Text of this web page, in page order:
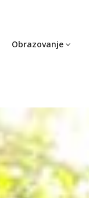
Obrazovanje